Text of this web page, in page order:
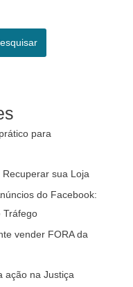
para
sua Loja
do Facebook:
Tráfego
vender FORA da
ação na Justiça